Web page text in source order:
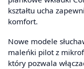
kształtu ucha
komfort.
Nowe modele
maleńki pilot z
który pozwala